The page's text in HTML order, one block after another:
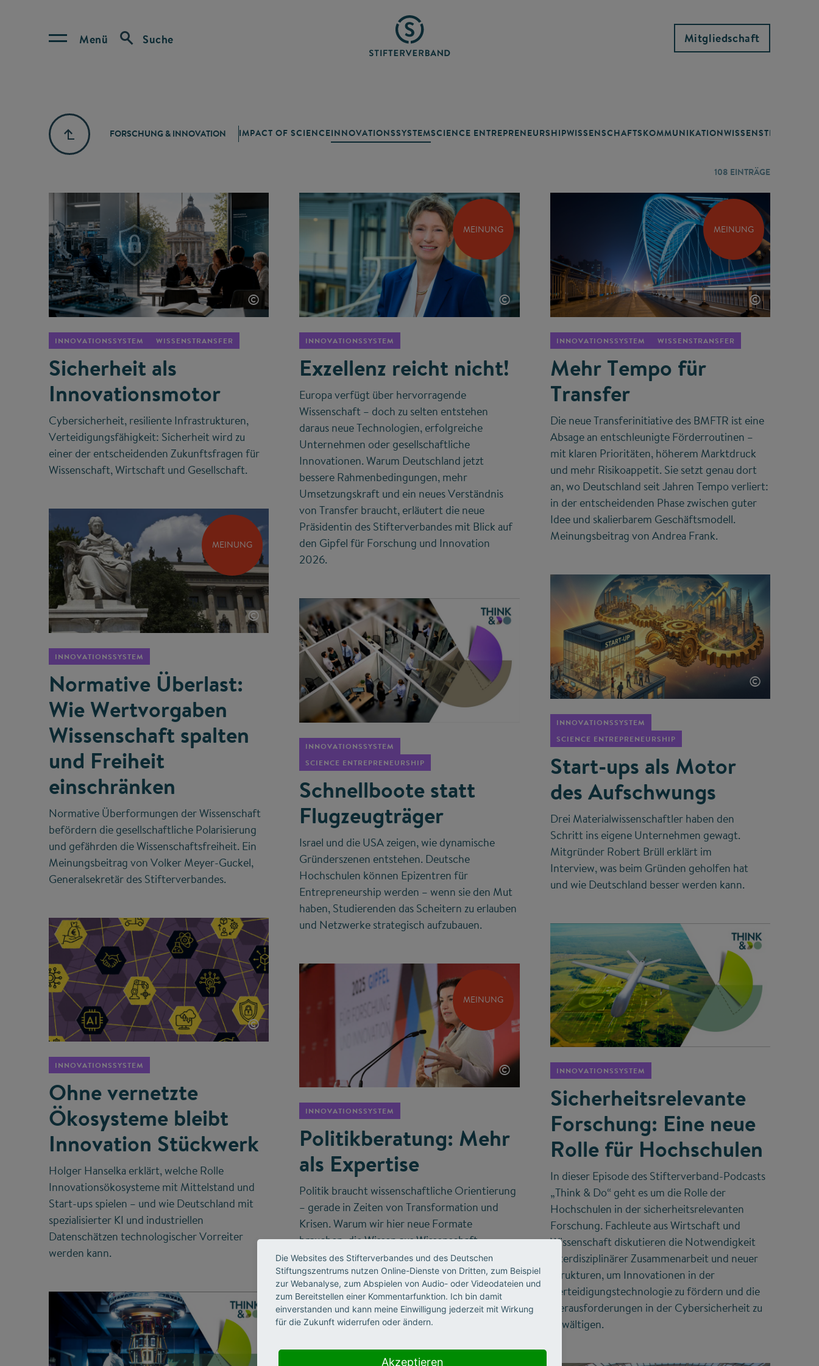
Menü Suche Mitgliedschaft
FORSCHUNG & INNOVATION IMPACT OF SCIENCEINNOVATIONSSYSTEMSCIENCE ENTREPRENEURSHIPWISSENSCHAFTSKOMMUNIKATIONWISSENSTRANSFER
108 EINTRÄGE
©
INNOVATIONSSYSTEM WISSENSTRANSFER
Sicherheit als
Innovationsmotor
Cybersicherheit, resiliente Infrastrukturen,
Verteidigungsfähigkeit: Sicherheit wird zu
einer der entscheidenden Zukunftsfragen für
Wissenschaft, Wirtschaft und Gesellschaft.
MEINUNG
©
INNOVATIONSSYSTEM
Exzellenz reicht nicht!
Europa verfügt über hervorragende
Wissenschaft – doch zu selten entstehen
daraus neue Technologien, erfolgreiche
Unternehmen oder gesellschaftliche
Innovationen. Warum Deutschland jetzt
bessere Rahmenbedingungen, mehr
Umsetzungskraft und ein neues Verständnis
von Transfer braucht, erläutert die neue
Präsidentin des Stifterverbandes mit Blick auf
den Gipfel für Forschung und Innovation
2026.
MEINUNG
©
INNOVATIONSSYSTEM WISSENSTRANSFER
Mehr Tempo für
Transfer
Die neue Transferinitiative des BMFTR ist eine
Absage an entschleunigte Förderroutinen –
mit klaren Prioritäten, höherem Marktdruck
und mehr Risikoappetit. Sie setzt genau dort
an, wo Deutschland seit Jahren Tempo verliert:
in der entscheidenden Phase zwischen guter
Idee und skalierbarem Geschäftsmodell.
Meinungsbeitrag von Andrea Frank.
MEINUNG
©
INNOVATIONSSYSTEM
Normative Überlast:
Wie Wertvorgaben
Wissenschaft spalten
und Freiheit
einschränken
Normative Überformungen der Wissenschaft
befördern die gesellschaftliche Polarisierung
und gefährden die Wissenschaftsfreiheit. Ein
Meinungsbeitrag von Volker Meyer-Guckel,
Generalsekretär des Stifterverbandes.
INNOVATIONSSYSTEM
SCIENCE ENTREPRENEURSHIP
Schnellboote statt
Flugzeugträger
Israel und die USA zeigen, wie dynamische
Gründerszenen entstehen. Deutsche
Hochschulen können Epizentren für
Entrepreneurship werden – wenn sie den Mut
haben, Studierenden das Scheitern zu erlauben
und Netzwerke strategisch aufzubauen.
©
INNOVATIONSSYSTEM
SCIENCE ENTREPRENEURSHIP
Start-ups als Motor
des Aufschwungs
Drei Materialwissenschaftler haben den
Schritt ins eigene Unternehmen gewagt.
Mitgründer Robert Brüll erklärt im
Interview, was beim Gründen geholfen hat
und wie Deutschland besser werden kann.
©
INNOVATIONSSYSTEM
Ohne vernetzte
Ökosysteme bleibt
Innovation Stückwerk
Holger Hanselka erklärt, welche Rolle
Innovationsökosysteme mit Mittelstand und
Start-ups spielen – und wie Deutschland mit
spezialisierter KI und industriellen
Datenschätzen technologischer Vorreiter
werden kann.
MEINUNG
©
INNOVATIONSSYSTEM
Politikberatung: Mehr
als Expertise
Politik braucht wissenschaftliche Orientierung
– gerade in Zeiten von Transformation und
Krisen. Warum wir hier neue Formate
brauchen, die Wissen aus Wissenschaft,
Wirtschaft und Gesellschaft bündeln, erklärt
Volker Meyer-Guckel, Generalsekretär des
Stifterverbandes.
INNOVATIONSSYSTEM
Sicherheitsrelevante
Forschung: Eine neue
Rolle für Hochschulen
In dieser Episode des Stifterverband-Podcasts
„Think & Do“ geht es um die Rolle der
Hochschulen in der sicherheitsrelevanten
Forschung. Fachleute aus Wirtschaft und
Wissenschaft diskutieren die Notwendigkeit
interdisziplinärer Zusammenarbeit und neuer
Strukturen, um Innovationen in der
Verteidigungstechnologie zu fördern und die
Herausforderungen in der Cybersicherheit zu
bewältigen.
Die Websites des Stifterverbandes und des Deutschen
Stiftungszentrums nutzen Online-Dienste von Dritten, zum Beispiel
zur Webanalyse, zum Abspielen von Audio- oder Videodateien und
zum Bereitstellen einer Kommentarfunktion. Ich bin damit
einverstanden und kann meine Einwilligung jederzeit mit Wirkung
für die Zukunft widerrufen oder ändern.
Akzeptieren